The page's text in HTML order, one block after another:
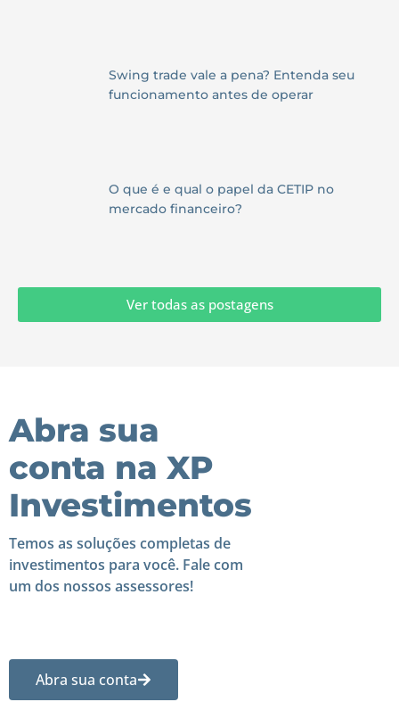
Swing trade vale a pena? Entenda seu
funcionamento antes de operar
O que é e qual o papel da CETIP no
mercado financeiro?
Ver todas as postagens
Abra sua
conta na XP
Investimentos
Temos as soluções completas de
investimentos para você. Fale com
um dos nossos assessores!
Abra sua conta